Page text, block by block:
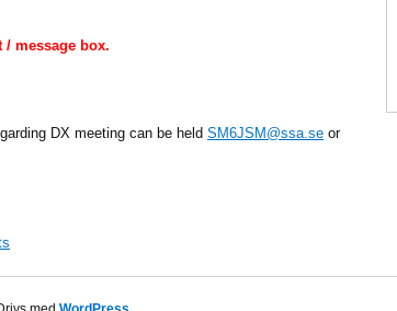
/ message box.
DX meeting can be held SM6JSM@ssa.se or